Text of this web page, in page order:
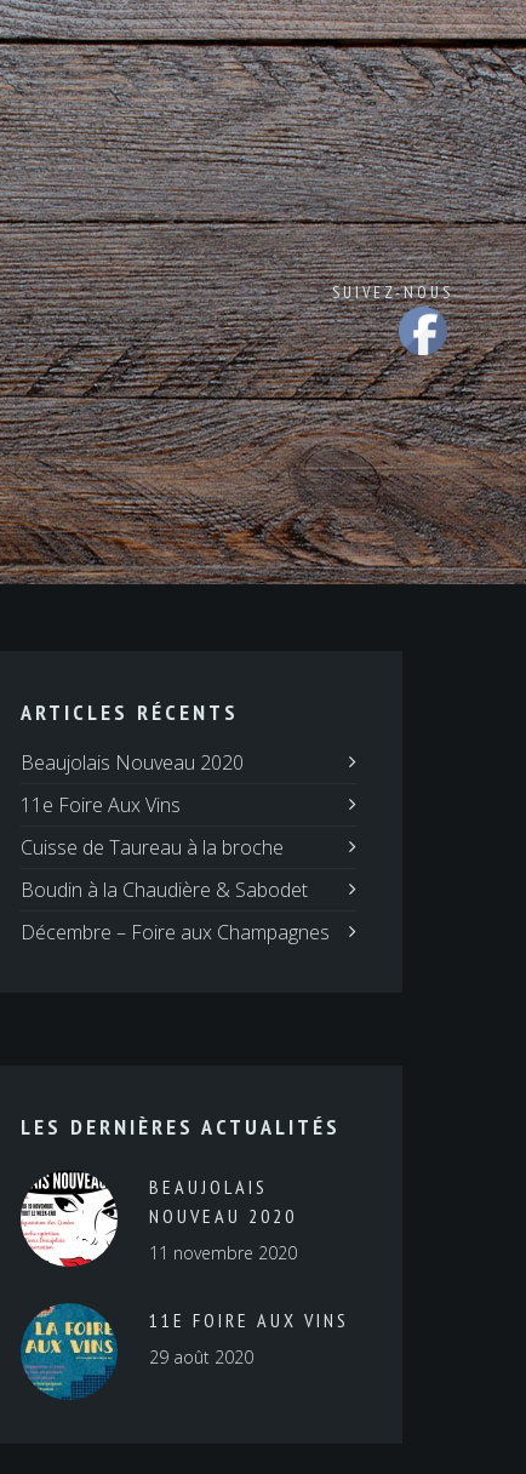
SUIVEZ-NOUS
ARTICLES RÉCENTS
Beaujolais Nouveau 2020
11e Foire Aux Vins
Cuisse de Taureau à la broche
Boudin à la Chaudière & Sabodet
Décembre – Foire aux Champagnes
LES DERNIÈRES ACTUALITÉS
BEAUJOLAIS
NOUVEAU 2020
11 novembre 2020
11E FOIRE AUX VINS
29 août 2020